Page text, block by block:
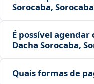
Sorocaba,
É possível
Dacha Sorocaba,
Quais formas de